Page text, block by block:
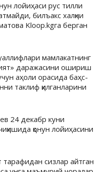
лойиҳаси рус тилли
билъакс халқни
Kloop.kgга берган
мамлакатнинг
даражасини ошириш
аҳоли орасида баҳс-
таклиф қилганларини
24 декабр куни
қонун лойиҳасини
тарафидан сизлар айтган